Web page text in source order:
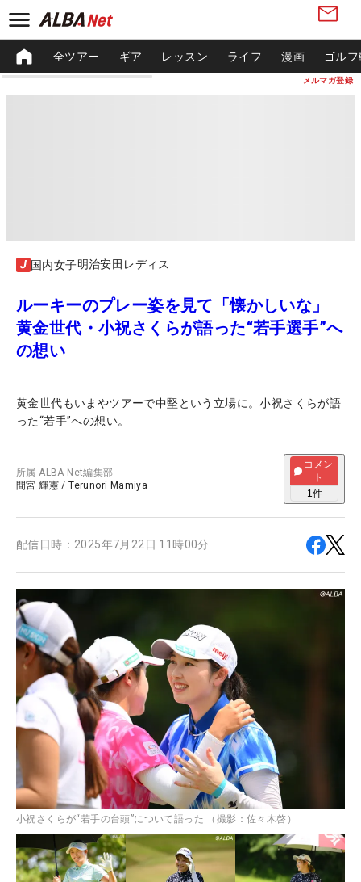
メルマガ登録
全ツアー ギア レッスン ライフ 漫画 ゴル
国内女子明治安田レディス
ルーキーのプレー姿を見て「懐かしいな」
黄金世代・小祝さくらが語った“若手選手”へ
の想い
黄金世代もいまやツアーで中堅という立場に。小祝さくらが語
った“若手”への想い。
所属ALBA Net編集部
間宮 輝憲 /Terunori Mamiya
コメン
ト
1件
配信日時： 2025年7月22日 11時00分
小祝さくらが“若手の台頭”について語った （撮影：佐々木啓）